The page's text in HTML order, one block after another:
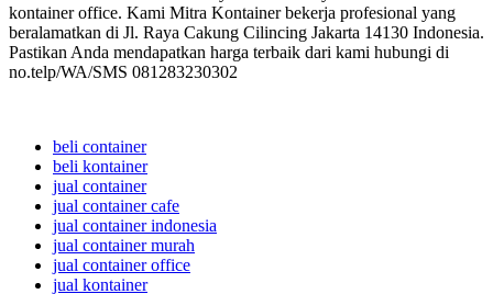
kontainer office. Kami Mitra Kontainer bekerja profesional yang
beralamatkan di Jl. Raya Cakung Cilincing Jakarta 14130 Indonesia.
Pastikan Anda mendapatkan harga terbaik dari kami hubungi di
no.telp/WA/SMS 081283230302
beli container
beli kontainer
jual container
jual container cafe
jual container indonesia
jual container murah
jual container office
jual kontainer